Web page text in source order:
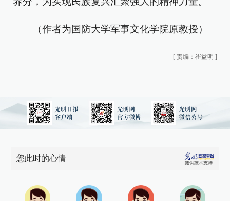
（作者为国防大学军事文化学院原教授）
[ 责编：崔益明 ]
您此时的心情